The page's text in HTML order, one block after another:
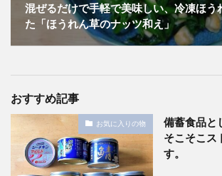
混ぜるだけで手軽で美味しい、冷凍ほう
た「ほうれん草のナッツ和え」
おすすめ記事
お気に入りの物
備蓄食品と
そこそこス
す。